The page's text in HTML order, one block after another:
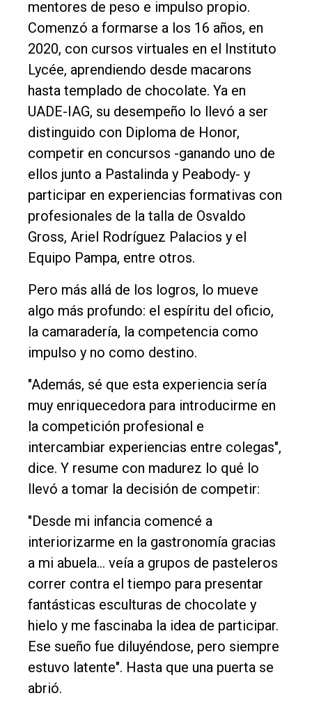
mentores de peso e impulso propio.
Comenzó a formarse a los 16 años, en
2020, con cursos virtuales en el Instituto
Lycée, aprendiendo desde macarons
hasta templado de chocolate. Ya en
UADE-IAG, su desempeño lo llevó a ser
distinguido con Diploma de Honor,
competir en concursos -ganando uno de
ellos junto a Pastalinda y Peabody- y
participar en experiencias formativas con
profesionales de la talla de Osvaldo
Gross, Ariel Rodríguez Palacios y el
Equipo Pampa, entre otros.
Pero más allá de los logros, lo mueve
algo más profundo: el espíritu del oficio,
la camaradería, la competencia como
impulso y no como destino.
"Además, sé que esta experiencia sería
muy enriquecedora para introducirme en
la competición profesional e
intercambiar experiencias entre colegas",
dice. Y resume con madurez lo qué lo
llevó a tomar la decisión de competir:
"Desde mi infancia comencé a
interiorizarme en la gastronomía gracias
a mi abuela… veía a grupos de pasteleros
correr contra el tiempo para presentar
fantásticas esculturas de chocolate y
hielo y me fascinaba la idea de participar.
Ese sueño fue diluyéndose, pero siempre
estuvo latente". Hasta que una puerta se
abrió.